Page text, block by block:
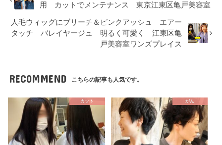
用 カットでメンテナンス 東京江東区亀戸美容室
人毛ウィッグにブリーチ＆ピンクアッシュ エアー
タッチ バレイヤージュ 明るく可愛く 江東区亀
戸美容室ワンズプレイス
RECOMMEND こちらの記事も人気です。
カット がん